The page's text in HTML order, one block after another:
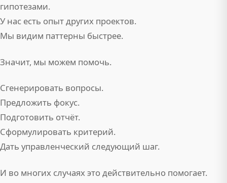
гипотезами.
У нас есть опыт других проектов.
Мы видим паттерны быстрее.
Значит, мы можем помочь.
Сгенерировать вопросы.
Предложить фокус.
Подготовить отчёт.
Сформулировать критерий.
Дать управленческий следующий шаг.
И во многих случаях это действительно помогает.